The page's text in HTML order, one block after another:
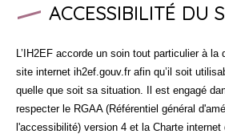
ACCESSIBILITÉ DU
L’IH2EF accorde un soin tout particulier à la
site internet ih2ef.gouv.fr afin qu’il soit
quelle que soit sa situation. Il est engagé
respecter le RGAA (Référentiel général
l'accessibilité) version 4 et la Charte internet